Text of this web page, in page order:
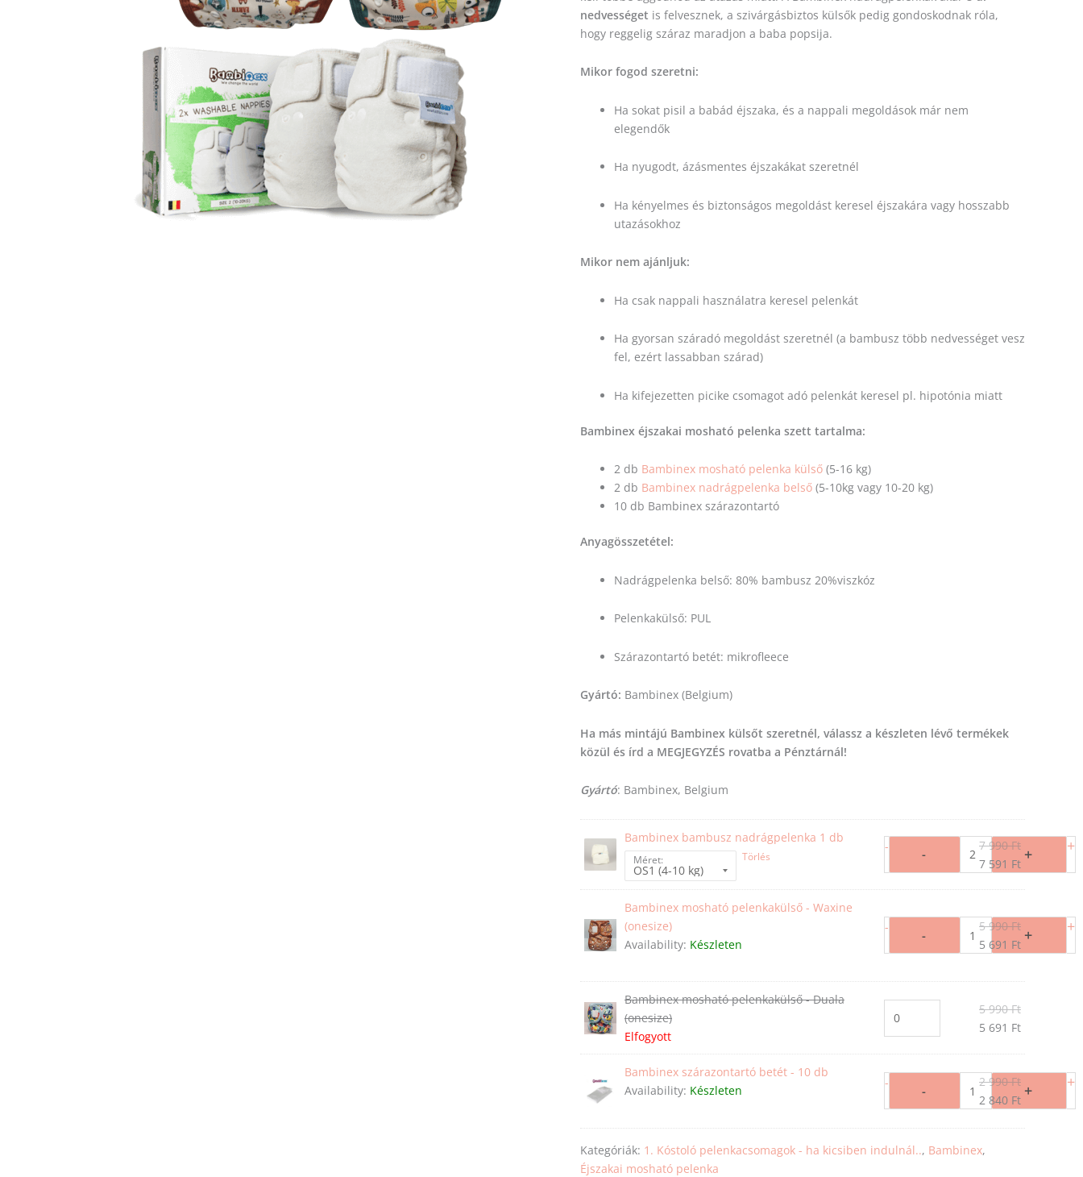
nedvességet is felvesznek, a szivárgásbiztos külsők pedig gondoskodnak róla,
hogy reggelig száraz maradjon a baba popsija.
Mikor fogod szeretni:
Ha sokat pisil a babád éjszaka, és a nappali megoldások már nem
elegendők
Ha nyugodt, ázásmentes éjszakákat szeretnél
Ha kényelmes és biztonságos megoldást keresel éjszakára vagy hosszabb
utazásokhoz
Mikor nem ajánljuk:
Ha csak nappali használatra keresel pelenkát
Ha gyorsan száradó megoldást szeretnél (a bambusz több nedvességet vesz
fel, ezért lassabban szárad)
Ha kifejezetten picike csomagot adó pelenkát keresel pl. hipotónia miatt
Bambinex éjszakai mosható pelenka szett tartalma:
2 db Bambinex mosható pelenka külső (5-16 kg)
2 db Bambinex nadrágpelenka belső (5-10kg vagy 10-20 kg)
10 db Bambinex szárazontartó
Anyagösszetétel:
Nadrágpelenka belső: 80% bambusz 20%viszkóz
Pelenkakülső: PUL
Szárazontartó betét: mikrofleece
Gyártó: Bambinex (Belgium)
Ha más mintájú Bambinex külsőt szeretnél, válassz a készleten lévő termékek
közül és írd a MEGJEGYZÉS rovatba a Pénztárnál!
Gyártó: Bambinex, Belgium
Bambinex bambusz nadrágpelenka 1 db
Méret: Törlés
- - + +
7 990Ft
7 591 Ft
Bambinex mosható pelenkakülső - Waxine
(onesize)
Availability: Készleten
- - + +
5 990Ft
5 691 Ft
Bambinex mosható pelenkakülső - Duala
(onesize)
Elfogyott
5 990Ft
5 691 Ft
Bambinex szárazontartó betét - 10 db
Availability: Készleten
- - + +
2 990Ft
2 840 Ft
Kategóriák: 1. Kóstoló pelenkacsomagok - ha kicsiben indulnál.., Bambinex,
Éjszakai mosható pelenka